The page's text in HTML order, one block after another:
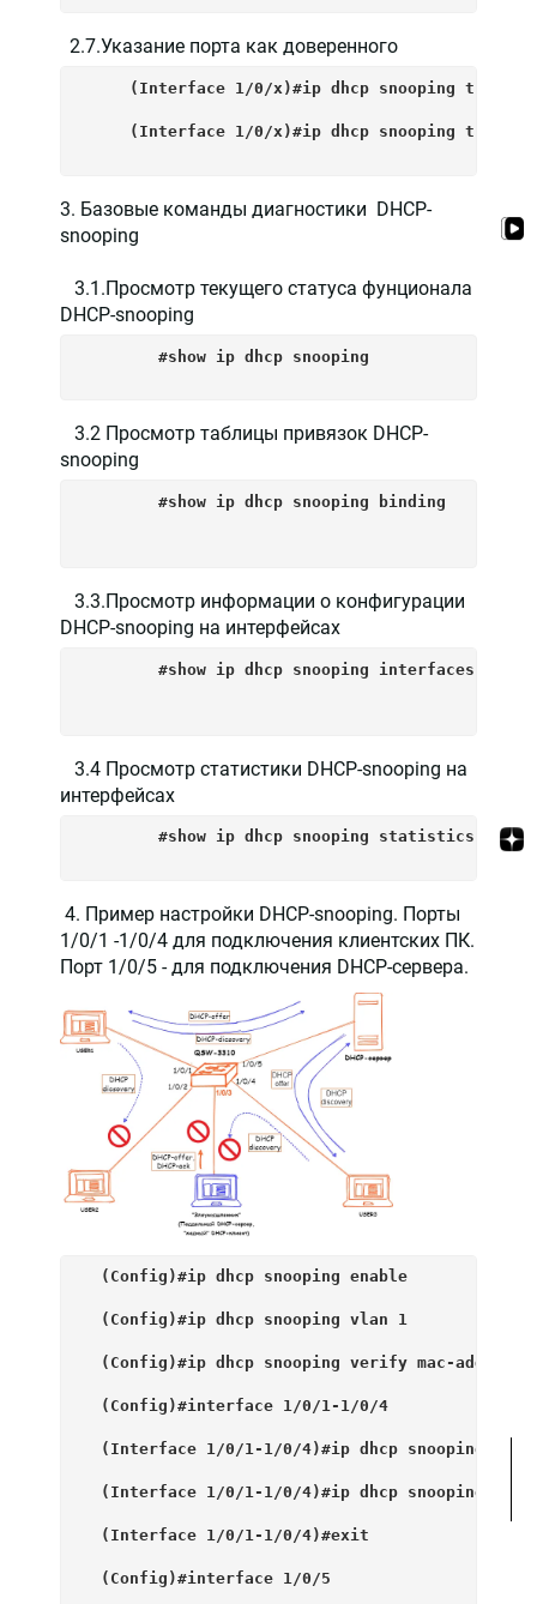
2.7.Указание порта как доверенного
(Interface 1/0/x)#ip dhcp snooping trust
(Interface 1/0/x)#ip dhcp snooping trust vlan
3. Базовые команды диагностики DHCP-
snooping
3.1.Просмотр текущего статуса фунционала
DHCP-snooping
#show ip dhcp snooping
3.2 Просмотр таблицы привязок DHCP-
snooping
#show ip dhcp snooping binding
3.3.Просмотр информации о конфигурации
DHCP-snooping на интерфейсах
#show ip dhcp snooping interfaces
3.4 Просмотр статистики DHCP-snooping на
интерфейсах
#show ip dhcp snooping statistics
4. Пример настройки DHCP-snooping. Порты
1/0/1 -1/0/4 для подключения клиентских ПК.
Порт 1/0/5 - для подключения DHCP-сервера.
(Config)#ip dhcp snooping enable
(Config)#ip dhcp snooping vlan 1
(Config)#ip dhcp snooping verify mac-address
(Config)#interface 1/0/1-1/0/4
(Interface 1/0/1-1/0/4)#ip dhcp snooping
(Interface 1/0/1-1/0/4)#ip dhcp snooping
(Interface 1/0/1-1/0/4)#exit
(Config)#interface 1/0/5